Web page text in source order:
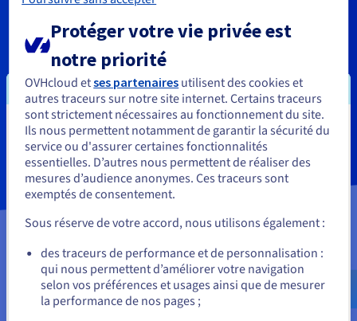
Demandez qu’un conseiller OVHcloud vous rappelle
gratuitement
Nous contacter
Vous semblez être localisé en États-
Unis.
Pour commander, rendez-vous sur le site de votre pays (États-
Unis) et créez un compte.
us.ovhcloud.com/compliance Anglais
USD -
$
Protéger votre vie privée est
notre priorité
OVHcloud etses partenaires utilisent des cookies et
autres traceurs sur notre site internet. Certains traceurs
sont strictement nécessaires au fonctionnement du site.
Ils nous permettent notamment de garantir la sécurité du
service ou d'assurer certaines fonctionnalités
essentielles. D’autres nous permettent de réaliser des
mesures d’audience anonymes. Ces traceurs sont
exemptés de consentement.
Sous réserve de votre accord, nous utilisons également :
des traceurs de performance et de personnalisation :
qui nous permettent d’améliorer votre navigation
selon vos préférences et usages ainsi que de mesurer
la performance de nos pages ;